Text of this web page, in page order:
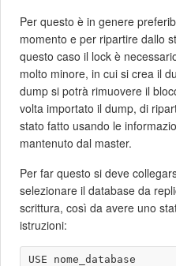
Per questo è in genere
momento e per ripartire dallo
questo caso il lock è
molto minore, in cui si crea il
dump si potrà rimuovere il
volta importato il dump, di
stato fatto usando le
mantenuto dal master.
Per far questo si deve
selezionare il database da
scrittura, così da avere uno
istruzioni:
USE nome_database